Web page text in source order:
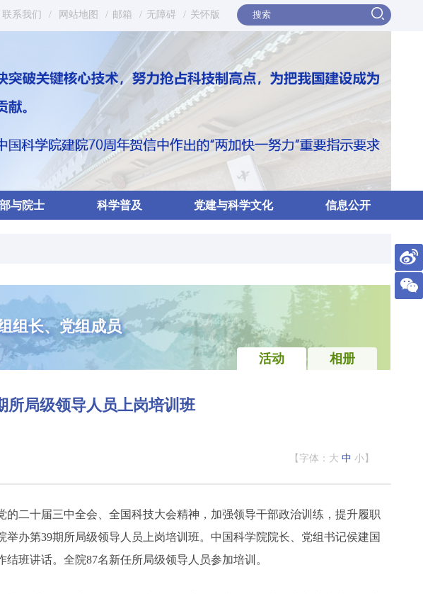
联系我们 / 网站地图 / 邮箱 / 无障碍 / 关怀版
与院士 科学普及 党建与科学文化 信息公开
组长、党组成员
活动 相册
所局级领导人员上岗培训班
【字体： 大 中 小 】
二十届三中全会、全国科技大会精神，加强领导干部政治训练，提升履职
办第39期所局级领导人员上岗培训班。中国科学院院长、党组书记侯建国
班讲话。全院87名新任所局级领导人员参加培训。